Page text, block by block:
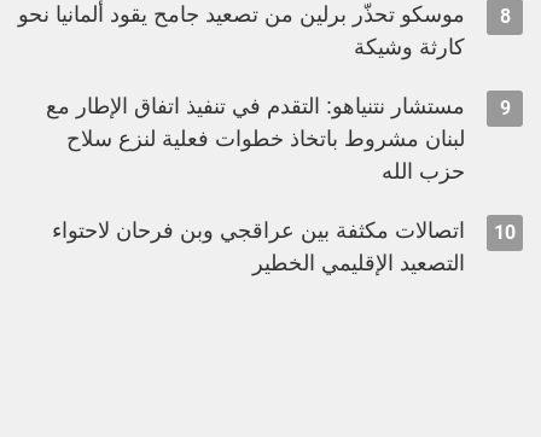
8
موسكو تحذّر برلين من تصعيد جامح يقود ألمانيا نحو
كارثة وشيكة
9
مستشار نتنياهو: التقدم في تنفيذ اتفاق الإطار مع
لبنان مشروط باتخاذ خطوات فعلية لنزع سلاح
حزب الله
10
اتصالات مكثفة بين عراقجي وبن فرحان لاحتواء
التصعيد الإقليمي الخطير